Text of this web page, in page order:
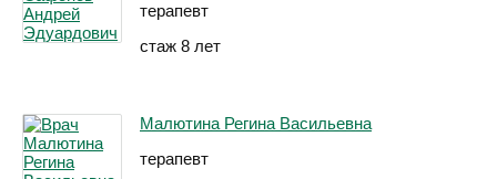
терапевт
стаж 8 лет
Малютина Регина Васильевна
терапевт